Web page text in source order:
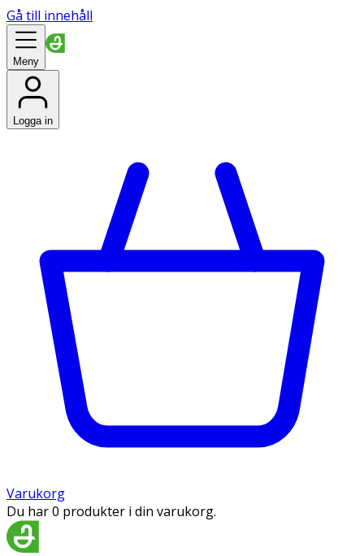
Gå till innehåll
Meny
Logga in
Varukorg
Du har 0 produkter i din varukorg.